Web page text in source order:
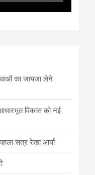
का जायजा लेने
विकास को नई
सत्र रेखा आर्या